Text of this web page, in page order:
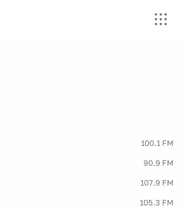
100.1 FM
90.9 FM
107.9 FM
105.3 FM